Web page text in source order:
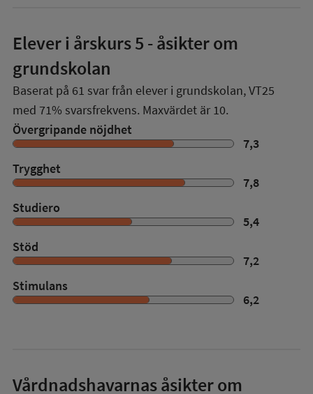
Elever i årskurs 5 - åsikter om
grundskolan
Baserat på 61 svar från elever i grundskolan,VT25
med 71% svarsfrekvens. Maxvärdet är 10.
Övergripande nöjdhet
7,3
Trygghet
7,8
Studiero
5,4
Stöd
7,2
Stimulans
6,2
Vårdnadshavarnas åsikter om